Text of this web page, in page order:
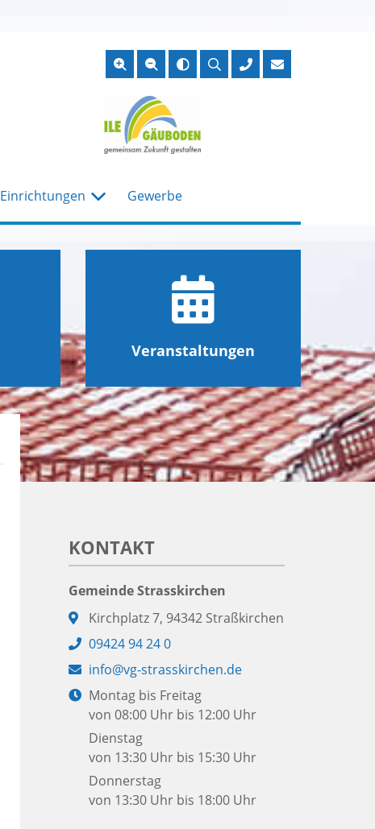
Suche
Einrichtungen Gewerbe
Veranstaltungen
KONTAKT
Gemeinde Strasskirchen
Adresse:
Kirchplatz 7, 94342 Straßkirchen
Telefon:
09424 94 24 0
E-
Mail:
info@vg-strasskirchen.de
Öffnungszeiten:
Montag bis Freitag
von 08:00 Uhr bis 12:00 Uhr
Dienstag
von 13:30 Uhr bis 15:30 Uhr
Donnerstag
von 13:30 Uhr bis 18:00 Uhr